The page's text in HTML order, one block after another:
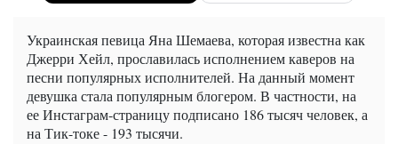
Украинская певица Яна Шемаева, которая известна как
Джерри Хейл, прославилась исполнением каверов на
песни популярных исполнителей. На данный момент
девушка стала популярным блогером. В частности, на
ее Инстаграм-страницу подписано 186 тысяч человек, а
на Тик-токе - 193 тысячи.